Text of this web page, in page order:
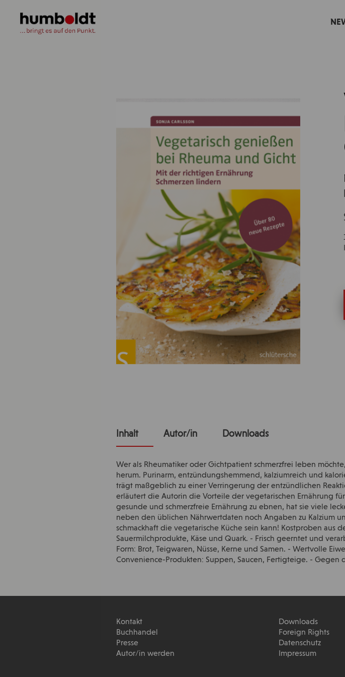
Inhalt Autor/in Downloads
Wer als Rheumatiker oder Gichtpatient schmerzfrei leben
herum. Purinarm, entzündungshemmend, kalziumreich und
trägt maßgeblich zu einer Verringerung der entzündlichen
erläutert die Autorin die Vorteile der vegetarischen Ernährung
gesunde und schmerzfreie Ernährung zu ebnen, hat sie viele
neben den üblichen Nährwertdaten noch Angaben zu Kalzium
schmackhaft die vegetarische Küche sein kann! Kostproben aus
Sauermilchprodukte, Käse und Quark. - Frisch geerntet und
Form: Brot, Teigwaren, Nüsse, Kerne und Samen. - Wertvolle
Convenience-Produkten: Suppen, Saucen, Fertigteige. - Gegen
Kontakt
Buchhandel
Presse
Autor/in werden
Downloads
Foreign Rights
Datenschutz
Impressum